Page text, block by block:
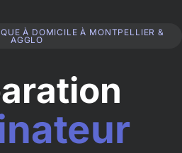
À DOMICILE À MONTPELLIER &
AGGLO